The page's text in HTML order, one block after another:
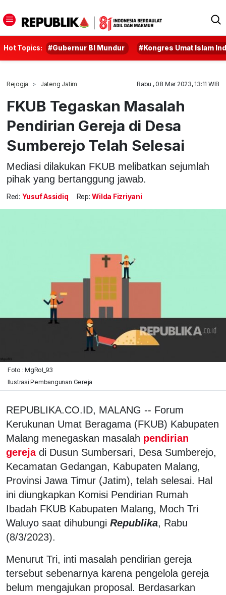
Hot Topics: #Gubernur BI Mundur #Kongres Umat Islam
Rejogja Jateng Jatim Rabu , 08 Mar 2023, 13:11 WIB
FKUB Tegaskan Masalah
Pendirian Gereja di Desa
Sumberejo Telah Selesai
Mediasi dilakukan FKUB melibatkan sejumlah
pihak yang bertanggung jawab.
Red: Yusuf Assidiq Rep: Wilda Fizriyani
Foto : MgRol_93
Ilustrasi Pembangunan Gereja
REPUBLIKA.CO.ID, MALANG -- Forum
Kerukunan Umat Beragama (FKUB) Kabupaten
Malang menegaskan masalah pendirian
gereja di Dusun Sumbersari, Desa Sumberejo,
Kecamatan Gedangan, Kabupaten Malang,
Provinsi Jawa Timur (Jatim), telah selesai. Hal
ini diungkapkan Komisi Pendirian Rumah
Ibadah FKUB Kabupaten Malang, Moch Tri
Waluyo saat dihubungi Republika, Rabu
(8/3/2023).
Menurut Tri, inti masalah pendirian gereja
tersebut sebenarnya karena pengelola gereja
belum mengajukan proposal. Berdasarkan